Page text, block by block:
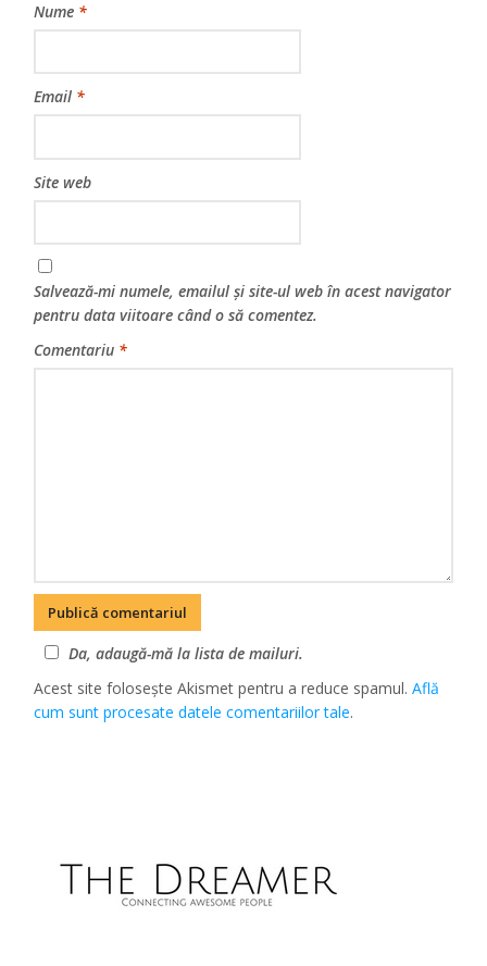
Nume *
Email *
Site web
Salvează-mi numele, emailul și site-ul web în acest navigator
pentru data viitoare când o să comentez.
Comentariu *
Da, adaugă-mă la lista de mailuri.
Acest site folosește Akismet pentru a reduce spamul.Află
cum sunt procesate datele comentariilor tale.